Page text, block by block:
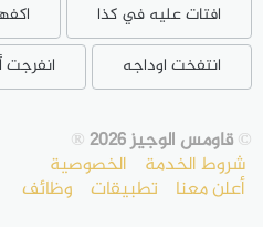
افتات عليه في كذا
انتفخت اوداجه
انفرجت
©قاومس الوجيز 2026 ®
شروط الخدمة الخصوصية
أعلن معنا تطبيقات وظائف